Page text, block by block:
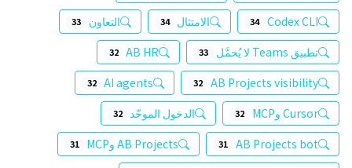
Codex CLI
34 الامتثال 34 التعاون 33
تطبيق Teams لا يُحمَّل 33
AB HR
32
AB Projects visibility
32
AI agents
32
Cursor وMCP 32 الدخول الموحّد 32
AB Projects bot
31 AB Projects وMCP 31